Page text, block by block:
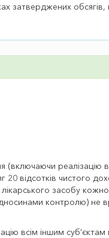
обсягів,
реалізацію
чистого
лікарського засобу
контролю) не
всім іншим